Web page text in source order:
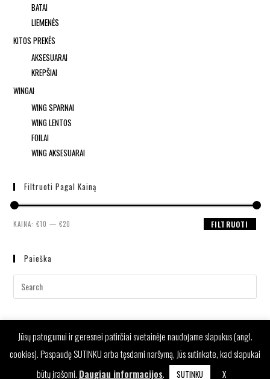
BATAI
LIEMENĖS
KITOS PREKĖS
AKSESUARAI
KREPŠIAI
WINGAI
WING SPARNAI
WING LENTOS
FOILAI
WING AKSESUARAI
Filtruoti Pagal Kainą
FILTRUOTI
KAINA:€10 —€20
Paieška
Jūsų patogumui ir geresnei patirčiai svetainėje naudojame slapukus (angl.
cookies). Paspaudę SUTINKU arba tęsdami naršymą, Jūs sutinkate, kad slapukai
būtų įrašomi. Daugiau informacijos. SUTINKU X